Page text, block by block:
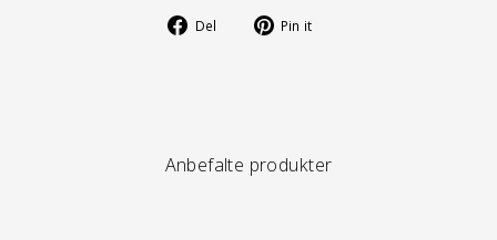
Del
Del
Pin it
Anbefalte produkter